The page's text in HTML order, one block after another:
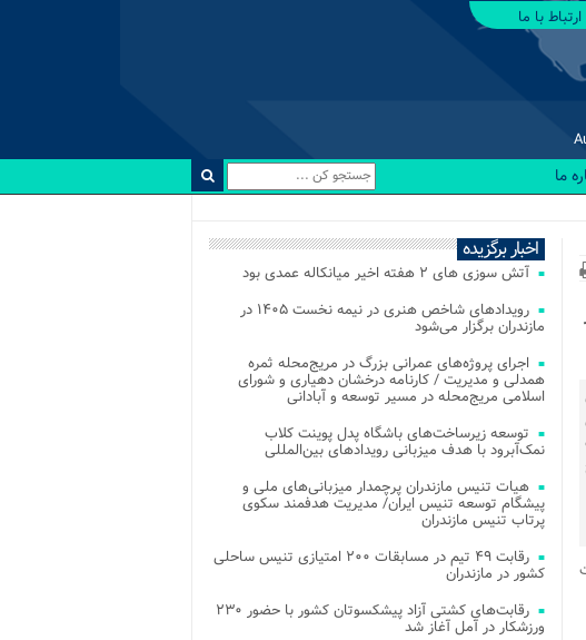
ارتباط با ما
ما
اخبار برگزیده
آتش‌ سوزی‌ های ۲ هفته اخیر میانکاله عمدی بود
رویدادهای شاخص هنری در نیمه نخست ۱۴۰۵ در
مازندران برگزار می‌شود
اجرای پروژه‌های عمرانی بزرگ در مریج‌محله ثمره
همدلی و مدیریت / کارنامه درخشان دهیاری و شورای
اسلامی مریج‌محله در مسیر توسعه و آبادانی
توسعه زیرساخت‌های باشگاه پدل پوینت کلاب
نمک‌آبرود با هدف میزبانی رویدادهای بین‌المللی
هیات تنیس مازندران پرچمدار میزبانی‌های ملی و
پیشگام توسعه تنیس ایران/ مدیریت هدفمند سکوی
پرتاب تنیس مازندران
رقابت ۴۹ تیم در مسابقات ۲۰۰ امتیازی تنیس ساحلی
کشور در مازندران
رقابت‌های کشتی آزاد پیشکسوتان کشور با حضور ۲۳۰
ورزشکار در آمل آغاز شد